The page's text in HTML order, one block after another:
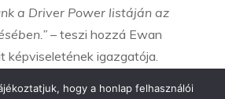
a Driver Power listáján az
– teszi hozzá Ewan
képviseletének igazgatója.
hogy a honlap felhasználói